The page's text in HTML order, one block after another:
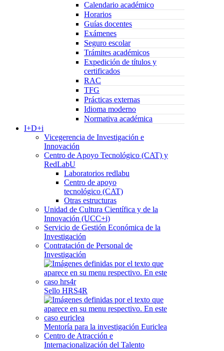
Calendario académico
Horarios
Guías docentes
Exámenes
Seguro escolar
Trámites académicos
Expedición de títulos y
certificados
RAC
TFG
Prácticas externas
Idioma moderno
Normativa académica
I+D+i
Vicegerencia de Investigación e
Innovación
Centro de Apoyo Tecnológico (CAT) y
RedLabU
Laboratorios redlabu
Centro de apoyo
tecnológico (CAT)
Otras estructuras
Unidad de Cultura Científica y de la
Innovación (UCC+i)
Servicio de Gestión Económica de la
Investigación
Contratación de Personal de
Investigación
Sello HRS4R
Mentoría para la investigación Euriclea
Centro de Atracción e
Internacionalización del Talento